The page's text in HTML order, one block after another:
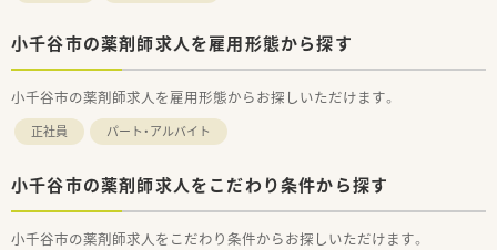
小千谷市の薬剤師求人を雇用形態から探す
小千谷市の薬剤師求人を雇用形態からお探しいただけます。
正社員 パート・アルバイト
小千谷市の薬剤師求人をこだわり条件から探す
小千谷市の薬剤師求人をこだわり条件からお探しいただけます。